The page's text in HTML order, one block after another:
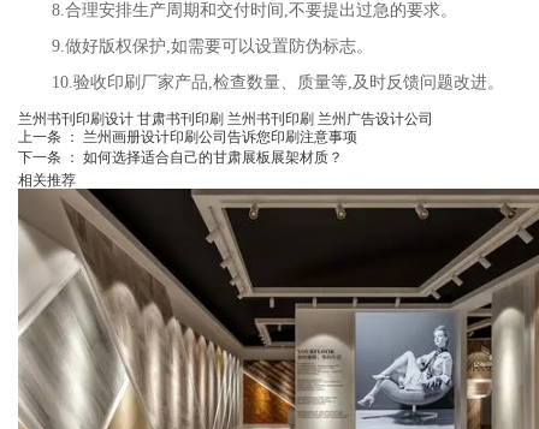
8.合理安排生产周期和交付时间,不要提出过急的要求。
9.做好版权保护,如需要可以设置防伪标志。
10.验收印刷厂家产品,检查数量、质量等,及时反馈问题改进。
兰州书刊印刷设计 甘肃书刊印刷 兰州书刊印刷 兰州广告设计公司
上一条 ：
兰州画册设计印刷公司告诉您印刷注意事项
下一条 ： 如何选择适合自己的甘肃展板展架材质？
相关推荐